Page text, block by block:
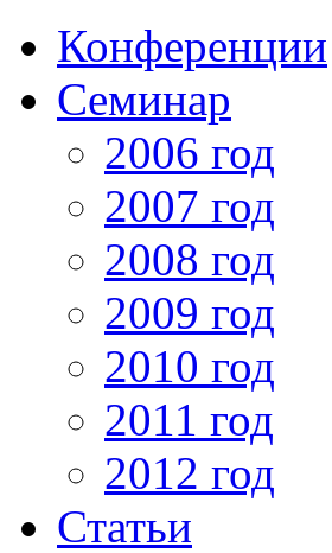
Конференции
Семинар
2006 год
2007 год
2008 год
2009 год
2010 год
2011 год
2012 год
Статьи